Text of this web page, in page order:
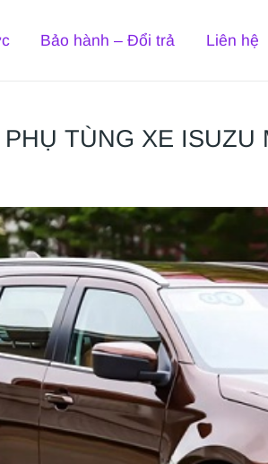
Bảo hành – Đổi trả Liên hệ
TÙNG XE ISUZU